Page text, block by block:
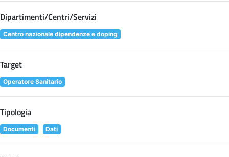
Dipartimenti/Centri/Servizi
Centro nazionale dipendenze e doping
Target
Operatore Sanitario
Tipologia
Documenti Dati